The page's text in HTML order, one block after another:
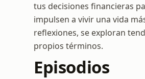
tus decisiones financieras
impulsen a vivir una vida
reflexiones, se exploran
propios términos.
Episodios